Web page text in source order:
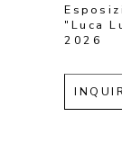
"Luca
2026